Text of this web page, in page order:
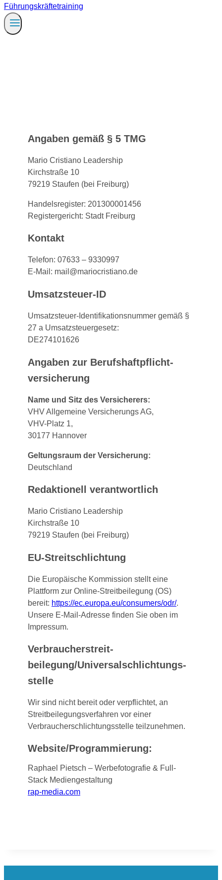
Angaben gemäß § 5 TMG
Mario Cristiano Leadership
Kirchstraße 10
79219 Staufen (bei Freiburg)
Handelsregister: 201300001456
Registergericht: Stadt Freiburg
Kontakt
Telefon: 07633 – 9330997
E-Mail: mail@mariocristiano.de
Umsatzsteuer-ID
Umsatzsteuer-Identifikationsnummer gemäß §
27 a Umsatzsteuergesetz:
DE274101626
Angaben zur Berufs­haftpflicht­
versicherung
Name und Sitz des Versicherers:
VHV Allgemeine Versicherungs AG,
VHV-Platz 1,
30177 Hannover
Geltungsraum der Versicherung:
Deutschland
Redaktionell verantwortlich
Mario Cristiano Leadership
Kirchstraße 10
79219 Staufen (bei Freiburg)
EU-Streitschlichtung
Die Europäische Kommission stellt eine
Plattform zur Online-Streitbeilegung (OS)
bereit: https://ec.europa.eu/consumers/odr/.
Unsere E-Mail-Adresse finden Sie oben im
Impressum.
Verbraucher­streit­
beilegung/Universal­schlichtungs­
stelle
Wir sind nicht bereit oder verpflichtet, an
Streitbeilegungsverfahren vor einer
Verbraucherschlichtungsstelle teilzunehmen.
Website/Programmierung:
Raphael Pietsch – Werbefotografie & Full-
Stack Mediengestaltung
rap-media.com